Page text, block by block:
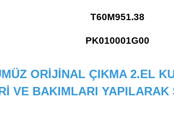
T60M951.38
PK010001G00
ORİJİNAL ÇIKMA 2.EL
VE BAKIMLARI YAPILARAK